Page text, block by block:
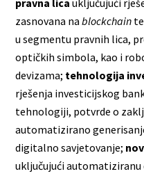
pravna lica uključujući
zasnovana nablockchain
u segmentu pravnih lica,
optičkih simbola, kao i
devizama; tehnologija
rješenja investicijskog
tehnologiji, potvrde o
automatizirano
digitalno savjetovanje;
uključujući